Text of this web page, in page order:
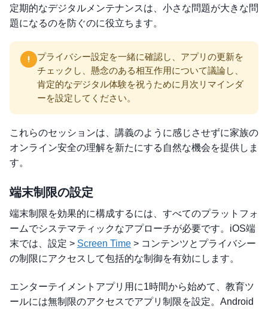
定期的なデジタルメンテナンスは、小さな問題が大きな問
題になるのを防ぐのに役立ちます。
プライバシー設定を一緒に確認し、アプリの更新を
チェックし、懸念のある相互作用について議論し、
肯定的なデジタル体験を祝うために月次リマインダ
ーを設定してください。
これらのセッションは、講義のように感じさせずに家族の
オンライン安全の理解を新たにする自然な機会を提供しま
す。
端末制限の設定
端末制限を効果的に構成するには、すべてのプラットフォ
ームでシステマティックなアプローチが必要です。iOS端
末では、設定 > Screen Time > コンテンツとプライバシー
の制限にアクセスして包括的な制御を有効にします。
エンターテイメントアプリ用に1時間から始めて、教育ツ
ールには無制限のアクセスでアプリ制限を設定。Android